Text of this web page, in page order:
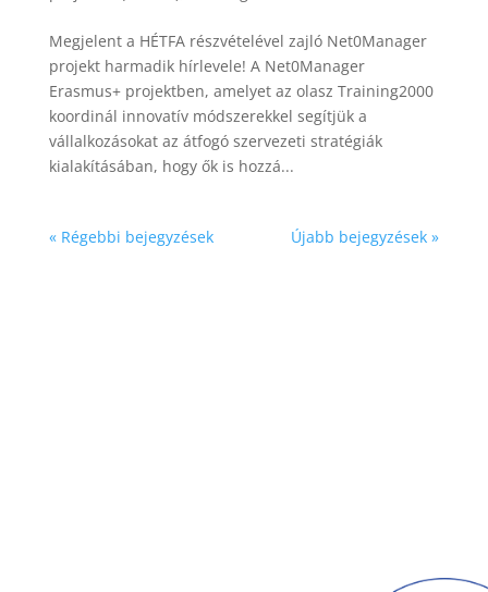
Megjelent a HÉTFA részvételével zajló Net0Manager
projekt harmadik hírlevele! A Net0Manager
Erasmus+ projektben, amelyet az olasz Training2000
koordinál innovatív módszerekkel segítjük a
vállalkozásokat az átfogó szervezeti stratégiák
kialakításában, hogy ők is hozzá...
« Régebbi bejegyzések Újabb bejegyzések »